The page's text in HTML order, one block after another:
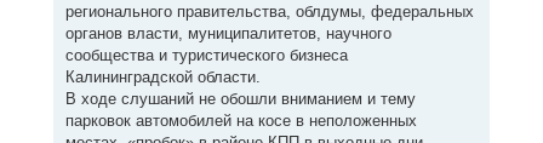
регионального правительства, облдумы, федеральных
органов власти, муниципалитетов, научного
сообщества и туристического бизнеса
Калининградской области.
В ходе слушаний не обошли вниманием и тему
парковок автомобилей на косе в неположенных